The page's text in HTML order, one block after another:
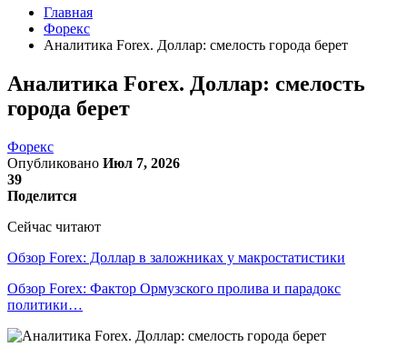
Главная
Форекс
Аналитика Forex. Доллар: смелость города берет
Аналитика Forex. Доллар: смелость
города берет
Форекс
Опубликовано Июл 7, 2026
39
Поделится
Сейчас читают
Обзор Forex: Доллар в заложниках у макростатистики
Обзор Forex: Фактор Ормузского пролива и парадокс
политики…